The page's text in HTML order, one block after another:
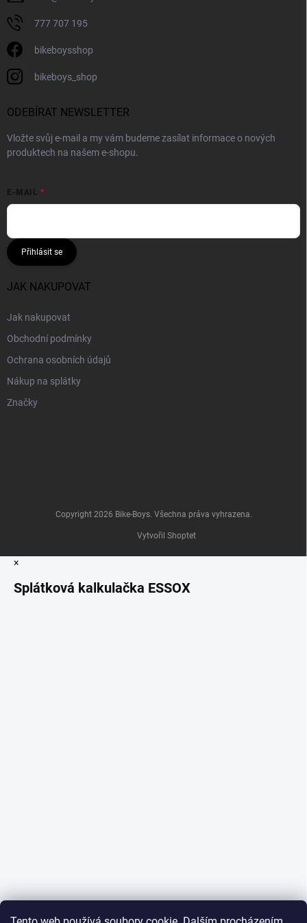
777 707 195
bikeboysshop
bikeboys_shop
ODEBÍRAT NEWSLETTER
Vložte svůj e-mail a my vám budeme zasílat informace o nových
produktech na našem e-shopu.
E-MAIL
Přihlásit se
JAK NAKUPOVAT
Jak nakupovat
Obchodní podmínky
Ochrana osobních údajů
Nákup na splátky
Značky
Vytvořil Shoptet
Copyright 2026 Bike-Boys. Všechna práva vyhrazena.
×
Splátková kalkulačka ESSOX